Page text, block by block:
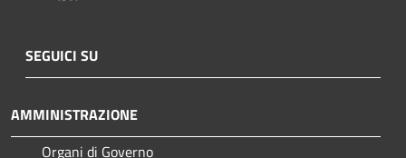
SEGUICI SU
AMMINISTRAZIONE
Organi di Governo